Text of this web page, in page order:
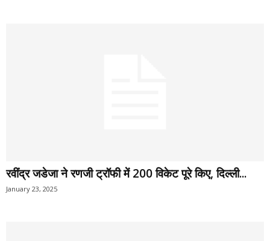
रवींद्र जडेजा ने रणजी ट्रॉफी में 200 विकेट पूरे किए, दिल्ली...
January 23, 2025